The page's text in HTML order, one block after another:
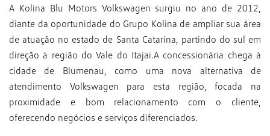
A Kolina Blu Motors Volkswagen surgiu no ano de 2012,
diante da oportunidade do Grupo Kolina de ampliar sua área
de atuação no estado de Santa Catarina, partindo do sul em
direção à região do Vale do Itajaí.A concessionária chega à
cidade de Blumenau, como uma nova alternativa de
atendimento Volkswagen para esta região, focada na
proximidade e bom relacionamento com o cliente,
oferecendo negócios e serviços diferenciados.